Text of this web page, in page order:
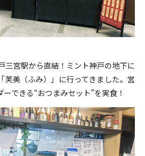
三宮駅から直結！ミント神戸の地下に
芙美（ふみ）」に行ってきました。営
できる“おつまみセット”を実食！